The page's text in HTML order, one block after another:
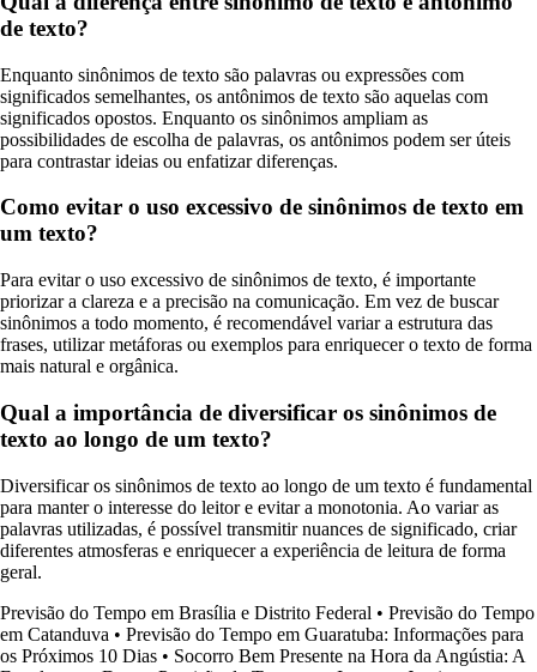
de texto?
Enquanto sinônimos de texto são palavras ou expressões com
significados semelhantes, os antônimos de texto são aquelas com
significados opostos. Enquanto os sinônimos ampliam as
possibilidades de escolha de palavras, os antônimos podem ser úteis
para contrastar ideias ou enfatizar diferenças.
Como evitar o uso excessivo de sinônimos de texto em
um texto?
Para evitar o uso excessivo de sinônimos de texto, é importante
priorizar a clareza e a precisão na comunicação. Em vez de buscar
sinônimos a todo momento, é recomendável variar a estrutura das
frases, utilizar metáforas ou exemplos para enriquecer o texto de forma
mais natural e orgânica.
Qual a importância de diversificar os sinônimos de
texto ao longo de um texto?
Diversificar os sinônimos de texto ao longo de um texto é fundamental
para manter o interesse do leitor e evitar a monotonia. Ao variar as
palavras utilizadas, é possível transmitir nuances de significado, criar
diferentes atmosferas e enriquecer a experiência de leitura de forma
geral.
Previsão do Tempo em Brasília e Distrito Federal • Previsão do Tempo
em Catanduva • Previsão do Tempo em Guaratuba: Informações para
os Próximos 10 Dias • Socorro Bem Presente na Hora da Angústia: A